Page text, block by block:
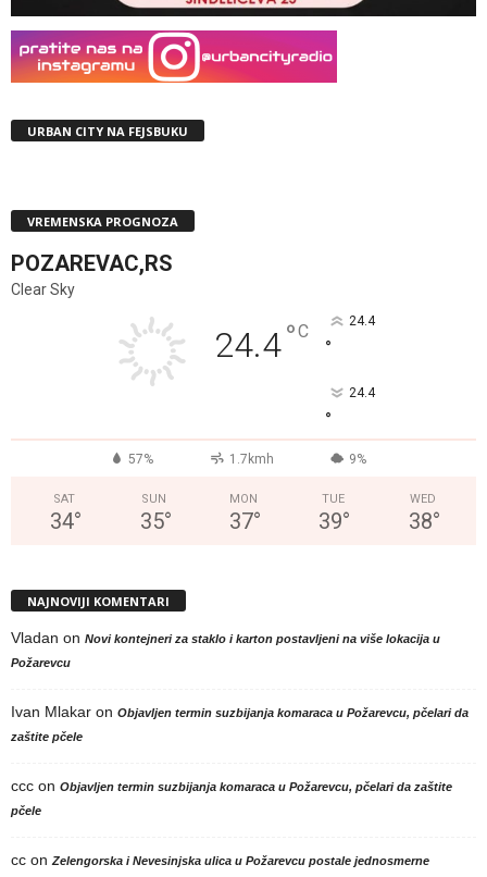
URBAN CITY NA FEJSBUKU
VREMENSKA PROGNOZA
POZAREVAC,RS
Clear Sky
24.4°C 24.4
°
24.4
°
57% 1.7kmh 9%
SAT
34°
SUN
35°
MON
37°
TUE
39°
WED
38°
NAJNOVIJI KOMENTARI
Vladan on Novi kontejneri za staklo i karton postavljeni na više lokacija u
Požarevcu
Ivan Mlakar on Objavljen termin suzbijanja komaraca u Požarevcu, pčelari da
zaštite pčele
ccc on Objavljen termin suzbijanja komaraca u Požarevcu, pčelari da zaštite
pčele
cc on Zelengorska i Nevesinjska ulica u Požarevcu postale jednosmerne